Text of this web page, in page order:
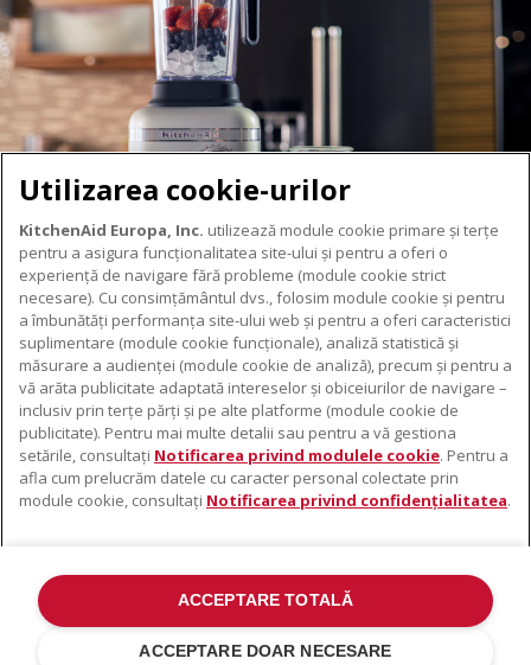
DESPRE KITCHENAID
Despre KitchenAid
Istoria mărcii
ODR
PRODUSELE NOASTRE
Electrocasnice mici
Accesorii pentru produse
SUPORT
De unde cumpărați
Localizator centre de service
Contacte
©2022 Toate drepturile rezervate. KitchenAid și designul mixerului cu
suport sunt mărci înregistrate în SUA. și în altă parte .
Utilizarea cookie-urilor
KitchenAid Europa, Inc. utilizează module cookie primare și terțe
pentru a asigura funcționalitatea site-ului și pentru a oferi o
experiență de navigare fără probleme (module cookie strict
necesare). Cu consimțământul dvs., folosim module cookie și pentru
a îmbunătăți performanța site-ului web și pentru a oferi caracteristici
suplimentare (module cookie funcționale), analiză statistică și
măsurare a audienței (module cookie de analiză), precum și pentru a
vă arăta publicitate adaptată intereselor și obiceiurilor de navigare –
inclusiv prin terțe părți și pe alte platforme (module cookie de
publicitate). Pentru mai multe detalii sau pentru a vă gestiona
setările, consultați Notificarea privind modulele cookie. Pentru a
afla cum prelucrăm datele cu caracter personal colectate prin
module cookie, consultați Notificarea privind confidențialitatea.
ACCEPTARE DOAR NECESARE
ACCEPTARE TOTALĂ